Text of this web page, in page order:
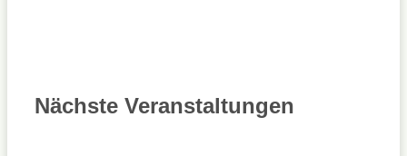
Nächste Veranstaltungen